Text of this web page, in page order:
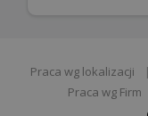
Praca wg lokalizacji |
Praca wg Firm